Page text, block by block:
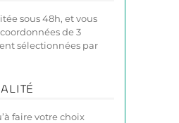
sous 48h, et vous
de 3
sélectionnées par
faire votre choix